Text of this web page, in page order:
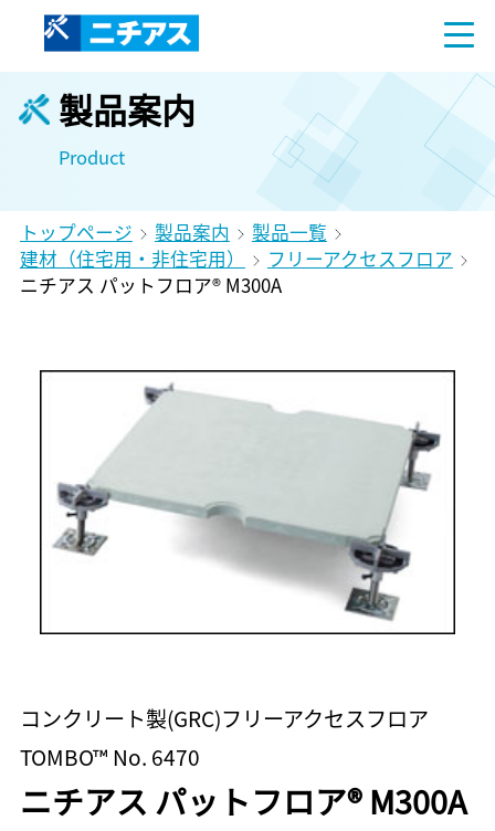
製品案内
Product
トップページ 製品案内
製品一覧
建材（住宅用・非住宅用）
フリーアクセスフロア
ニチアス パットフロア® M300A
コンクリート製(GRC)フリーアクセスフロア
TOMBO™ No. 6470
ニチアス パットフロア® M300A